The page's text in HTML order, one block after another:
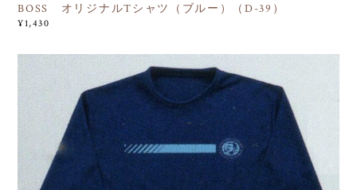
BOSS オリジナルTシャツ（ブルー）（D-39）
¥1,430